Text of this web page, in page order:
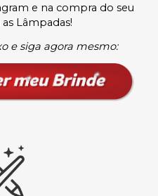
e na compra do seu
Lâmpadas!
e siga agora mesmo: